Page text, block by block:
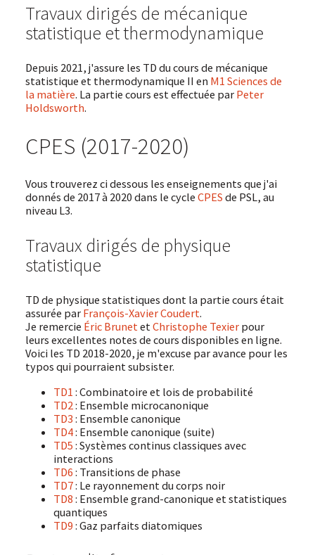
Travaux dirigés de mécanique
statistique et thermodynamique
Depuis 2021, j'assure les TD du cours de mécanique
statistique et thermodynamique II en M1 Sciences de
la matière. La partie cours est effectuée par Peter
Holdsworth.
CPES (2017-2020)
Vous trouverez ci dessous les enseignements que j'ai
donnés de 2017 à 2020 dans le cycle CPES de PSL, au
niveau L3.
Travaux dirigés de physique
statistique
TD de physique statistiques dont la partie cours était
assurée par François-Xavier Coudert.
Je remercie Éric BrunetetChristophe Texierpour
leurs excellentes notes de cours disponibles en ligne.
Voici les TD 2018-2020, je m'excuse par avance pour les
typos qui pourraient subsister.
TD1 : Combinatoire et lois de probabilité
TD2 : Ensemble microcanonique
TD3 : Ensemble canonique
TD4: Ensemble canonique (suite)
TD5 : Systèmes continus classiques avec
interactions
TD6 : Transitions de phase
TD7: Le rayonnement du corps noir
TD8 : Ensemble grand-canonique et statistiques
quantiques
TD9 : Gaz parfaits diatomiques